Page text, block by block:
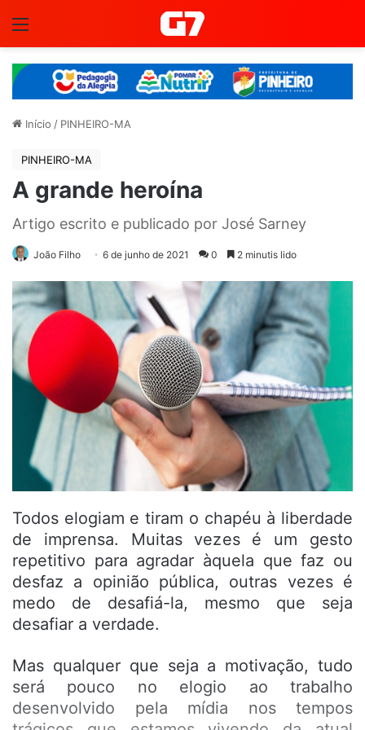
Início / PINHEIRO-MA
PINHEIRO-MA
A grande heroína
Artigo escrito e publicado por José Sarney
João Filho 6 de junho de 2021 0 2 minutis lido
Todos elogiam e tiram o chapéu à liberdade
de imprensa. Muitas vezes é um gesto
repetitivo para agradar àquela que faz ou
desfaz a opinião pública, outras vezes é
medo de desafiá-la, mesmo que seja
desafiar a verdade.
Mas qualquer que seja a motivação, tudo
será pouco no elogio ao trabalho
desenvolvido pela mídia nos tempos